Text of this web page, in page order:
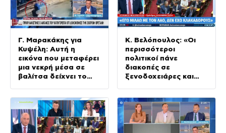
Γ. Μαρακάκης για
Κυψέλη: Αυτή η
εικόνα που μεταφέρει
μια νεκρή μέσα σε
βαλίτσα δείχνει το
Κ. Βελόπουλος: «Οι
περισσότεροι
πολιτικοί πάνε
διακοπές σε
ξενοδοχειάρες και